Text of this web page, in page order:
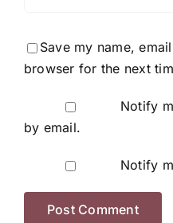
Save my name,
browser for the next
Notify
by email.
Notify